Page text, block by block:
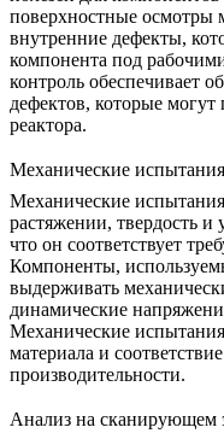
поверхностные осмотры
внутренние дефекты,
компонента под
контроль обеспечивает
дефектов, которые могут
реактора.
Механические испытания
Механические испытания
растяжении, твердость и
что он соответствует
Компоненты,
выдерживать
динамические
Механические
материала и соответствие
производительности.
Анализ на